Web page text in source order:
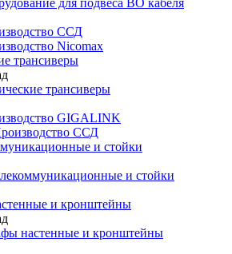
для подвеса ВО кабеля
ССД
Nicomax
трансиверы
трансиверы
GIGALINK
ССД
и стойки
и стойки
и кронштейны
настенные и кронштейны